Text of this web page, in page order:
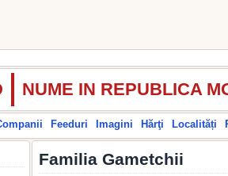
NUME IN REPUBLICA
Feeduri Imagini Hărţi Localități
Familia Gametchii